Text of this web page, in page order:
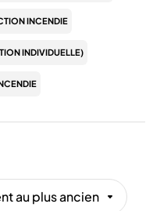
INCENDIE
INDIVIDUELLE)
au plus ancien